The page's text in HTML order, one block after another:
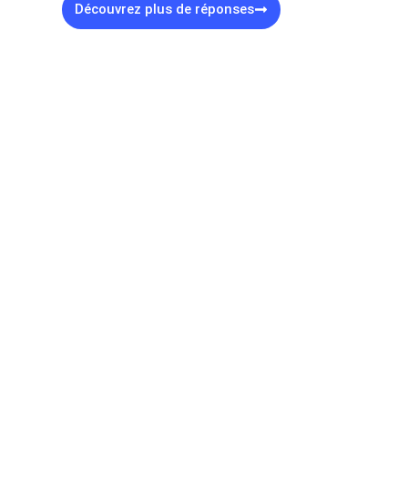
Découvrez plus de réponses